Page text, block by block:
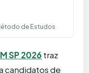
de Estudos
SP 2026 traz
candidatos de